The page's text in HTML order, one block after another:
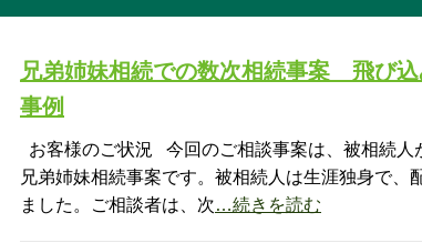
兄弟姉妹相続での数次相続事案 飛び
事例
お客様のご状況 今回のご相談事案は、被相続人
兄弟姉妹相続事案です。被相続人は生涯独身で
ました。ご相談者は、次…続きを読む